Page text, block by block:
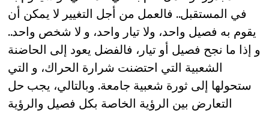
في المستقبل.. فالعمل من أجل التغيير لا يمكن أن
يقوم به فصيل واحد، ولا تيار واحد، و لا شخص واحد..
و إذا ما نجح فصيل أو تيار، فالفضل يعود إلى الحاضنة
الشعبية التي احتضنت شرارة الحراك، و التي
ستحولها إلى ثورة شعبية جامعة. وبالتالي، يجب حل
التعارض بين الرؤية الخاصة بكل فصيل والرؤية